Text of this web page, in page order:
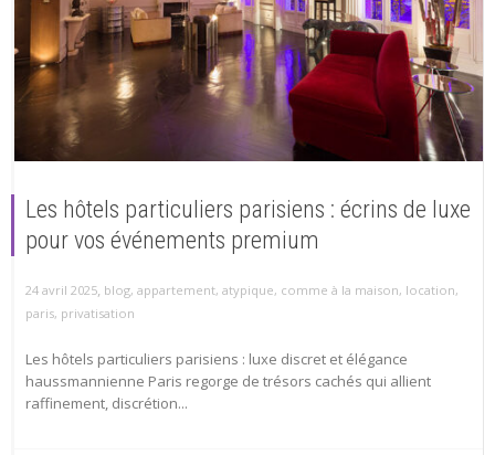
Les hôtels particuliers parisiens : écrins de luxe
pour vos événements premium
24 avril 2025, blog, appartement, atypique, comme à la maison, location,
paris, privatisation
Les hôtels particuliers parisiens : luxe discret et élégance
haussmannienne Paris regorge de trésors cachés qui allient
raffinement, discrétion...